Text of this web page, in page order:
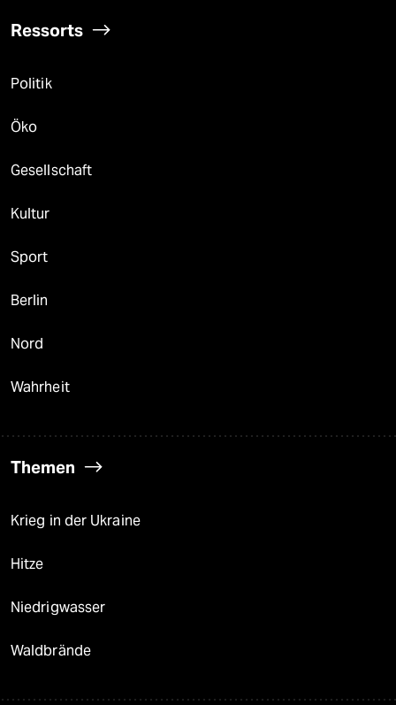
Ressorts
Politik
Öko
Gesellschaft
Kultur
Sport
Berlin
Nord
Wahrheit
Themen
Krieg in der Ukraine
Hitze
Niedrigwasser
Waldbrände